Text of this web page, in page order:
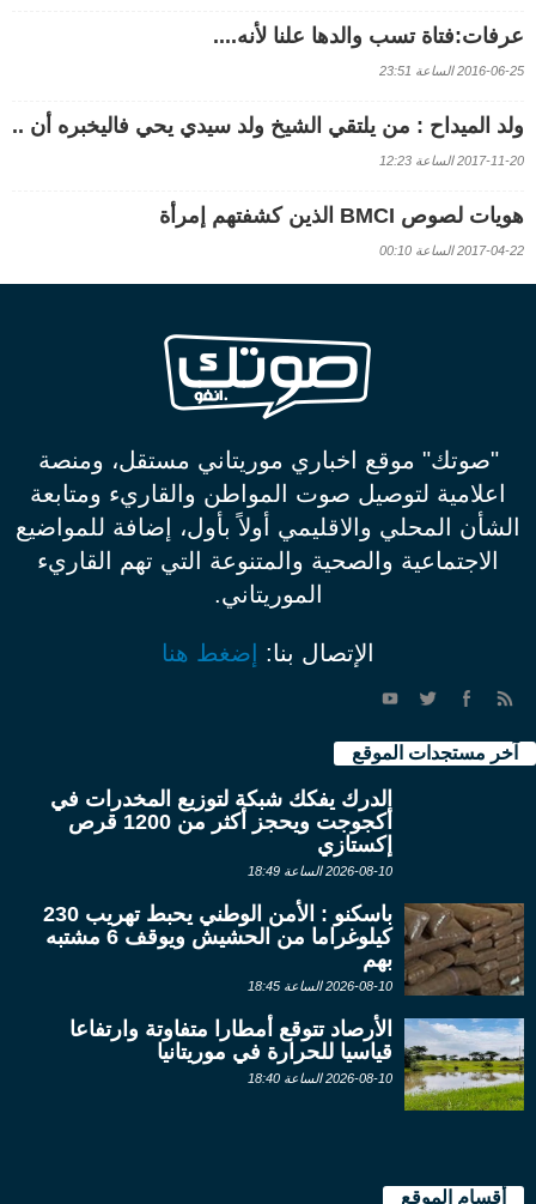
عرفات:فتاة تسب والدها علنا لأنه....
2016-06-25 الساعة 23:51
ولد الميداح : من يلتقي الشيخ ولد سيدي يحي فاليخبره أن ..
2017-11-20 الساعة 12:23
هويات لصوص BMCI الذين كشفتهم إمرأة
2017-04-22 الساعة 00:10
"صوتك" موقع اخباري موريتاني مستقل، ومنصة
اعلامية لتوصيل صوت المواطن والقاريء ومتابعة
الشأن المحلي والاقليمي أولاً بأول، إضافة للمواضيع
الاجتماعية والصحية والمتنوعة التي تهم القاريء
الموريتاني.
الإتصال بنا: إضغط هنا
آخر مستجدات الموقع
الدرك يفكك شبكة لتوزيع المخدرات في
أكجوجت ويحجز أكثر من 1200 قرص
إكستازي
2026-08-10 الساعة 18:49
باسكنو : الأمن الوطني يحبط تهريب 230
كيلوغراما من الحشيش ويوقف 6 مشتبه
بهم
2026-08-10 الساعة 18:45
الأرصاد تتوقع أمطارا متفاوتة وارتفاعا
قياسيا للحرارة في موريتانيا
2026-08-10 الساعة 18:40
أقسام الموقع